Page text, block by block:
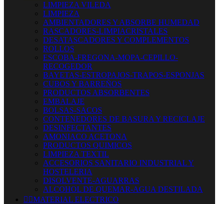
LIMPIEZA VILEDA
LIMPIEZA
AMBIENTADORES Y ABSORBE HUMEDAD
RASCADORES-LIMPIACRISTALES
DESATASCADORES Y COMPLEMENTOS
ROLLOS
ESCOBA-FREGONA-MOPA-CEPILLO-
RECOGEDOR
BAYETAS-ESTROPAJOS-TRAPOS-ESPONJAS
CUBOS Y BARREÑOS
PRODUCTOS ABSORBENTES
EMBALAJE
BOLSAS-SACOS
CONTENEDORES DE BASURA Y RECICLAJE
DESINFECTANTES
AMONIACO ACETONA
PRODUCTOS QUIMICOS
LIMPIEZA TEXTIL
ACCESORIOS SANITARIO INDUSTRIAL Y
HOSTELERIA
DISOLVENTE-AGUARRAS
ALCOHOL DE QUEMAR-AGUA DESTILADA
 MATERIAL ELECTRICO